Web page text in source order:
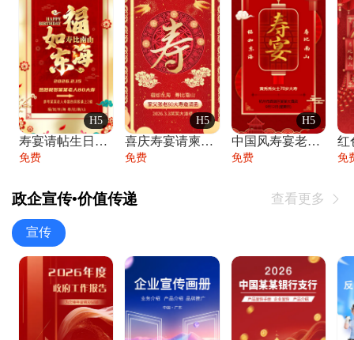
H5
寿宴请帖生日宴邀请函老人寿星生日快乐祝寿
免费
H5
喜庆寿宴请柬老人生日宴会邀请函请柬过大寿
免费
H5
中国风寿宴老人生日宴会邀请函寿宴请帖请柬
免费 免
政企宣传•价值传递 查看更多 
宣传